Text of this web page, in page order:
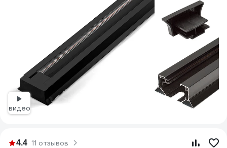
видео
4.4 11 отзывов